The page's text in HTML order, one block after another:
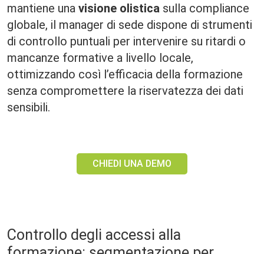
mantiene una visione olistica sulla compliance
globale, il manager di sede dispone di strumenti
di controllo puntuali per intervenire su ritardi o
mancanze formative a livello locale,
ottimizzando così l’efficacia della formazione
senza compromettere la riservatezza dei dati
sensibili.
CHIEDI UNA DEMO
Controllo degli accessi alla